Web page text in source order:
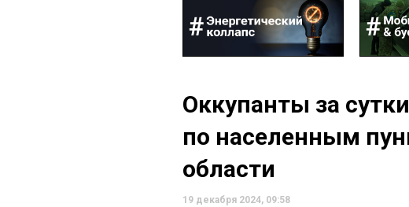
Оккупанты за
по населенным
области
19 декабря 2024, 09:58